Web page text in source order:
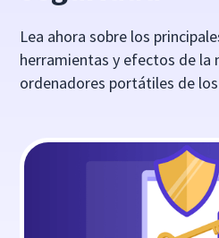
Lea ahora sobre los
herramientas y efectos de la
ordenadores portátiles de